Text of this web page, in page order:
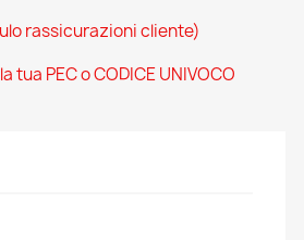
rassicurazioni cliente)
PEC o CODICE UNIVOCO